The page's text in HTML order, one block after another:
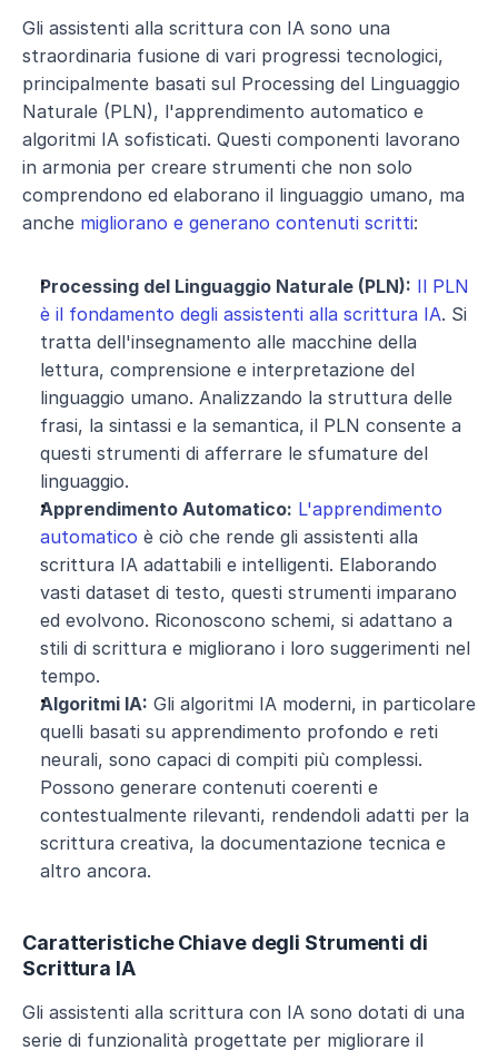
Gli assistenti alla scrittura con IA sono una
straordinaria fusione di vari progressi tecnologici,
principalmente basati sul Processing del Linguaggio
Naturale (PLN), l'apprendimento automatico e
algoritmi IA sofisticati. Questi componenti lavorano
in armonia per creare strumenti che non solo
comprendono ed elaborano il linguaggio umano, ma
anche migliorano e generano contenuti scritti:
Processing del Linguaggio Naturale (PLN): Il PLN
è il fondamento degli assistenti alla scrittura IA. Si
tratta dell'insegnamento alle macchine della
lettura, comprensione e interpretazione del
linguaggio umano. Analizzando la struttura delle
frasi, la sintassi e la semantica, il PLN consente a
questi strumenti di afferrare le sfumature del
linguaggio.
Apprendimento Automatico: L'apprendimento
automatico è ciò che rende gli assistenti alla
scrittura IA adattabili e intelligenti. Elaborando
vasti dataset di testo, questi strumenti imparano
ed evolvono. Riconoscono schemi, si adattano a
stili di scrittura e migliorano i loro suggerimenti nel
tempo.
Algoritmi IA: Gli algoritmi IA moderni, in particolare
quelli basati su apprendimento profondo e reti
neurali, sono capaci di compiti più complessi.
Possono generare contenuti coerenti e
contestualmente rilevanti, rendendoli adatti per la
scrittura creativa, la documentazione tecnica e
altro ancora.
Caratteristiche Chiave degli Strumenti di
Scrittura IA
Gli assistenti alla scrittura con IA sono dotati di una
serie di funzionalità progettate per migliorare il